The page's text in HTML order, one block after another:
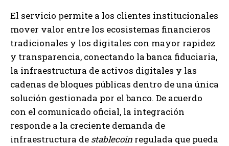
El servicio permite a los clientes institucionales
mover valor entre los ecosistemas financieros
tradicionales y los digitales con mayor rapidez
y transparencia, conectando la banca fiduciaria,
la infraestructura de activos digitales y las
cadenas de bloques públicas dentro de una única
solución gestionada por el banco. De acuerdo
con el comunicado oficial, la integración
responde a la creciente demanda de
infraestructura de stablecoin regulada que pueda